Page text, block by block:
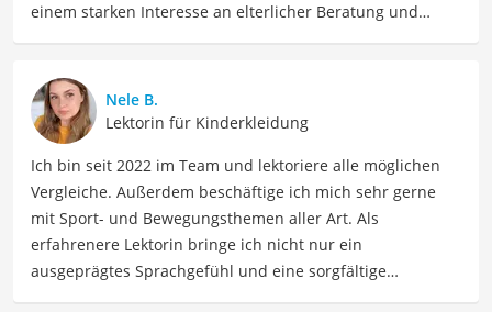
einem starken Interesse an elterlicher Beratung und
behandeln Themen wie Kindergesundheit, Ernährung,
Entwicklungsmilestones sowie Elternschaft, um Eltern
dabei zu unterstützen, ihre Kinder optimal zu
unterstützen und zu fördern.
Der Regenhose Kinder Jungen-Vergleich ist aus unserer
Sicht besonders empfehlenswert fürJungs.
Nele B.
Lektorin für Kinderkleidung
Ich bin seit 2022 im Team und lektoriere alle möglichen
Vergleiche. Außerdem beschäftige ich mich sehr gerne
mit Sport- und Bewegungsthemen aller Art. Als
erfahrenere Lektorin bringe ich nicht nur ein
ausgeprägtes Sprachgefühl und eine sorgfältige